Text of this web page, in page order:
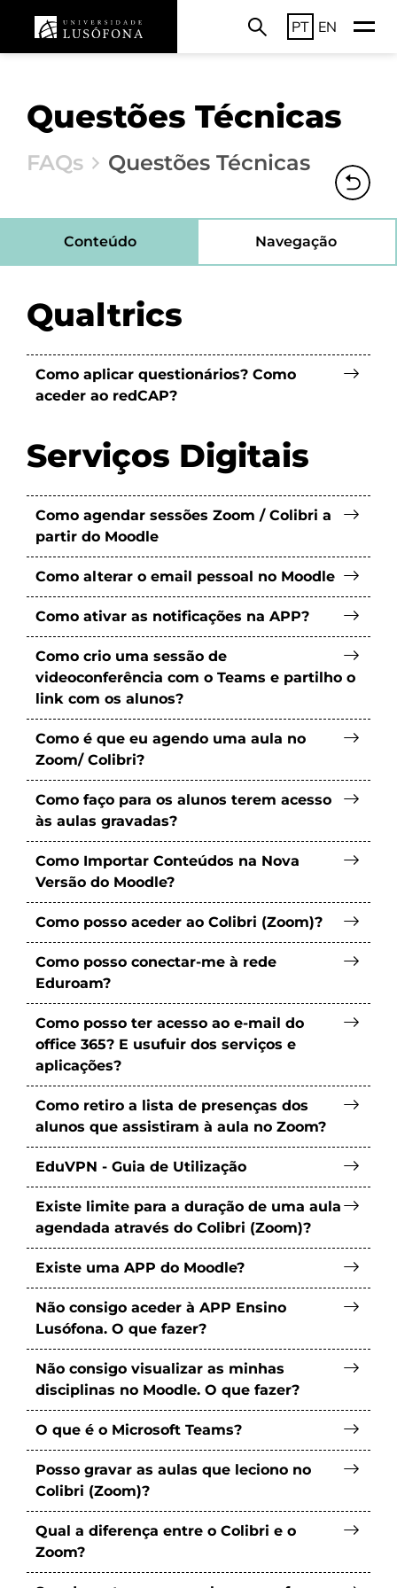
PT EN
Questões Técnicas
FAQs Questões Técnicas
Conteúdo Navegação
Qualtrics
Como aplicar questionários? Como
aceder ao redCAP?
Serviços Digitais
Como agendar sessões Zoom / Colibri a
partir do Moodle
Como alterar o email pessoal no Moodle
Como ativar as notificações na APP?
Como crio uma sessão de
videoconferência com o Teams e partilho o
link com os alunos?
Como é que eu agendo uma aula no
Zoom/ Colibri?
Como faço para os alunos terem acesso
às aulas gravadas?
Como Importar Conteúdos na Nova
Versão do Moodle?
Como posso aceder ao Colibri (Zoom)?
Como posso conectar-me à rede
Eduroam?
Como posso ter acesso ao e-mail do
office 365? E usufuir dos serviços e
aplicações?
Como retiro a lista de presenças dos
alunos que assistiram à aula no Zoom?
EduVPN - Guia de Utilização
Existe limite para a duração de uma aula
agendada através do Colibri (Zoom)?
Existe uma APP do Moodle?
Não consigo aceder à APP Ensino
Lusófona. O que fazer?
Não consigo visualizar as minhas
disciplinas no Moodle. O que fazer?
O que é o Microsoft Teams?
Posso gravar as aulas que leciono no
Colibri (Zoom)?
Qual a diferença entre o Colibri e o
Zoom?